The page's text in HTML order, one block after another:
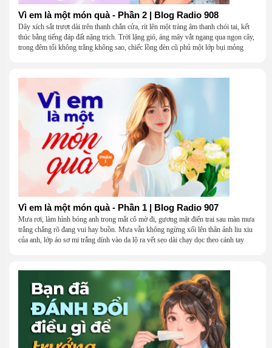
Vì em là một món quà - Phần 2 | Blog Radio 908
Dây xích sắt trượt dài trên thanh chắn cửa, rít lên một tràng âm thanh chói tai, kết
thúc bằng tiếng đáp đất nặng trịch. Trời lặng gió, áng mây vắt ngang qua ngọn cây,
trong đêm tối không trăng không sao, chiếc lồng đèn cũ phủ một lớp bụi mỏng
Vì em là một món quà - Phần 1 | Blog Radio 907
Mưa rơi, làm hình bóng anh trong mắt cô mờ đi, gương mặt điển trai sau màn mưa
trắng chẳng rõ đang vui hay buồn. Mưa vẫn không ngừng xối lên thân ảnh liu xiu
của anh, lớp áo sơ mi trắng dính vào da lộ ra vết sẹo dài chạy dọc theo cánh tay